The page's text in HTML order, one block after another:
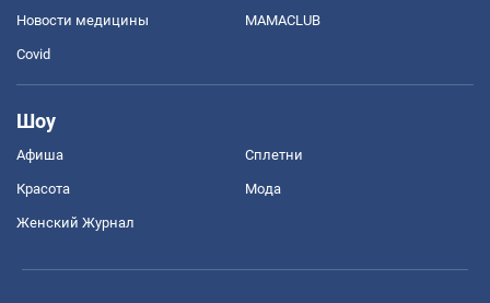
Новости медицины MAMACLUB
Covid
Шоу
Афиша Сплетни
Красота Мода
Женский Журнал